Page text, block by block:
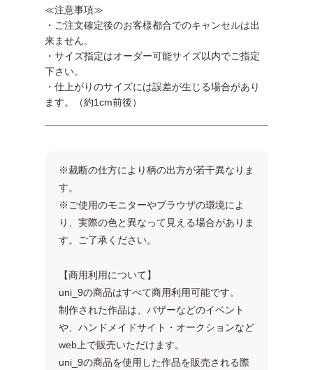
≪注意事項≫
・ご注文確定後のお客様都合でのキャンセルは出
来ません。
・サイズ指定はオーダー可能サイズ以内でご指定
下さい。
・仕上がりのサイズには誤差が生じる場合があり
ます。（約1cm前後）
※裁断の仕方により柄の出方が若干異なりま
す。
※ご使用のモニターやブラウザの環境によ
り、実際の色と異なって見える場合がありま
す。ご了承ください。
【商用利用について】
uni_9の商品はすべて商用利用可能です。
制作された作品は、バザーなどのイベント
や、ハンドメイドサイト・オークションなど
web上で販売いただけます。
uni_9の商品を使用した作品を販売される際